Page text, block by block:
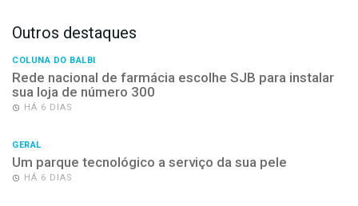
Outros destaques
COLUNA DO BALBI
Rede nacional de farmácia escolhe SJB para instalar
sua loja de número 300
HÁ 6 DIAS
GERAL
Um parque tecnológico a serviço da sua pele
HÁ 6 DIAS